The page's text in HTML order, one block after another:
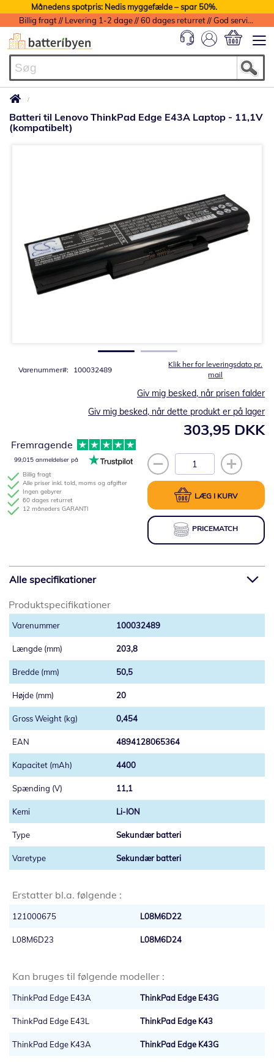
Månedens spotpris: Nedis myggefælde – spar 50%.
Billig fragt // Levering 1-2 dage // 60 dages returret // God service med garanti
Batteri til Lenovo ThinkPad Edge E43A Laptop - 11,1V
(kompatibelt)
Klik her for leveringsdato pr.
mail
Varenummer 100032489
303,95 DKK
Giv mig besked, når prisen falder
Giv mig besked, når dette produkt er på lager
LÆG I KURV
PRICEMATCH
Billig fragt
Alle priser inkl. told, moms og afgifter
Ingen gebyrer
60 dages returret
12 måneders GARANTI
Fremragende
99,015 anmeldelser på
Alle specifikationer
Produktspecifikationer
100032489
203,8
50,5
20
0,454
4894128065364
4400
11,1
Li-ION
Sekundær batteri
Sekundær batteri
Erstatter bl.a. følgende :
121000675 L08M6D22
L08M6D23 L08M6D24
Kan bruges til følgende modeller :
ThinkPad Edge E43A ThinkPad Edge E43G
ThinkPad Edge E43L ThinkPad Edge K43
ThinkPad Edge K43A ThinkPad Edge K43G